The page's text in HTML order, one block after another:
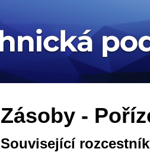
Zásoby -
Související